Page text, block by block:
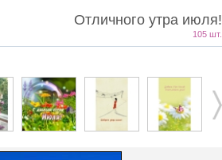
Отличного утра июля!
105 шт.